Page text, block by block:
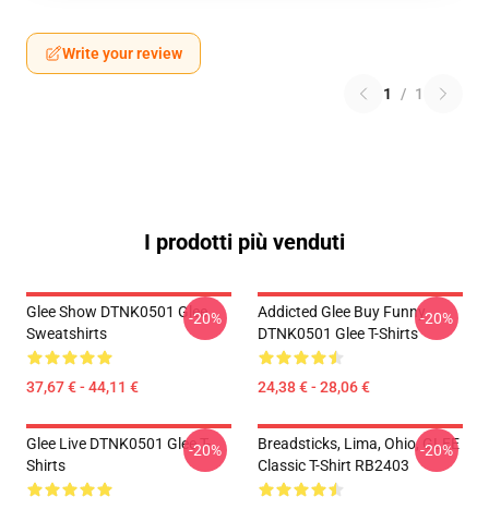
Write your review
1 / 1
I prodotti più venduti
Glee Show DTNK0501 Glee
Sweatshirts
37,67 € - 44,11 €
-20%
Addicted Glee Buy Funny
DTNK0501 Glee T-Shirts
24,38 € - 28,06 €
-20%
Glee Live DTNK0501 Glee T-
Shirts
-20%
Breadsticks, Lima, Ohio, GLEE
Classic T-Shirt RB2403
-20%